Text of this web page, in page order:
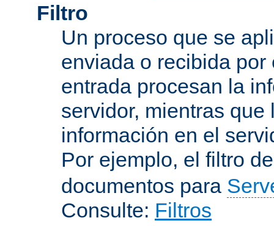
Filtro
Un proceso que se
enviada o recibida
entrada procesan la
servidor, mientras
información en el
Por ejemplo, el filtro
documentos para
Consulte: Filtros